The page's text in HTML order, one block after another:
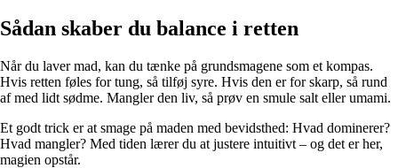
Sådan skaber du balance i retten
Når du laver mad, kan du tænke på grundsmagene som et kompas.
Hvis retten føles for tung, så tilføj syre. Hvis den er for skarp, så rund
af med lidt sødme. Mangler den liv, så prøv en smule salt eller umami.
Et godt trick er at smage på maden med bevidsthed: Hvad dominerer?
Hvad mangler? Med tiden lærer du at justere intuitivt – og det er her,
magien opstår.